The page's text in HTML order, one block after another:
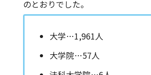
のとおりでした。
大学…1,961人
大学院…57人